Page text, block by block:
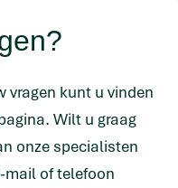
vragen kunt u vinden
Wilt u graag
onze specialisten
mail of telefoon